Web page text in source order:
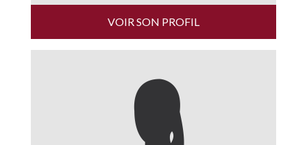
VOIR SON PROFIL